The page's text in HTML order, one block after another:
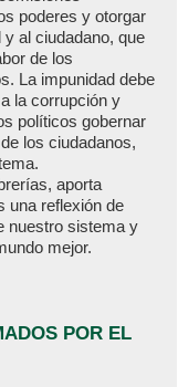
poderes y otorgar
al ciudadano, que
de los
La impunidad debe
la corrupción y
políticos gobernar
los ciudadanos,
aporta
una reflexión de
nuestro sistema y
mejor.
POR EL